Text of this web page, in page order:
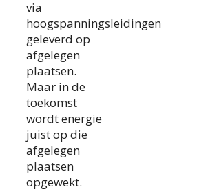
via
hoogspanningsleidingen
geleverd op
afgelegen
plaatsen.
Maar in de
toekomst
wordt energie
juist op die
afgelegen
plaatsen
opgewekt.